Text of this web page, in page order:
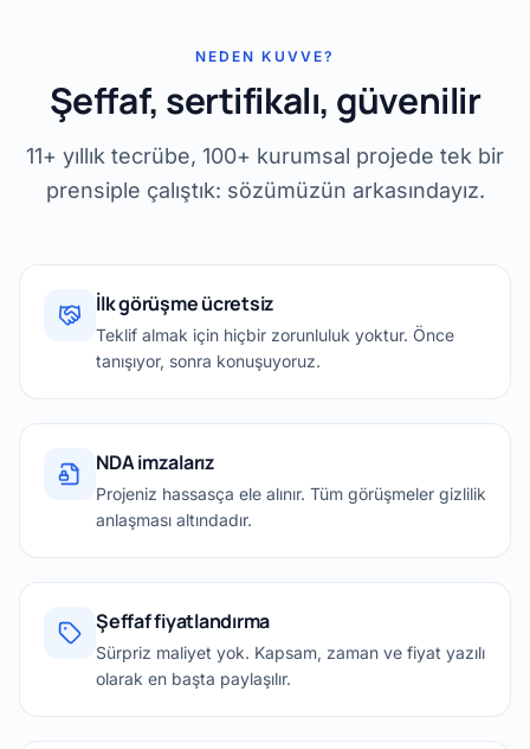
NEDEN KUVVE?
Şeffaf, sertifikalı, güvenilir
11+ yıllık tecrübe, 100+ kurumsal projede tek bir
prensiple çalıştık: sözümüzün arkasındayız.
İlk görüşme ücretsiz
Teklif almak için hiçbir zorunluluk yoktur. Önce
tanışıyor, sonra konuşuyoruz.
NDA imzalarız
Projeniz hassasça ele alınır. Tüm görüşmeler gizlilik
anlaşması altındadır.
Şeffaf fiyatlandırma
Sürpriz maliyet yok. Kapsam, zaman ve fiyat yazılı
olarak en başta paylaşılır.